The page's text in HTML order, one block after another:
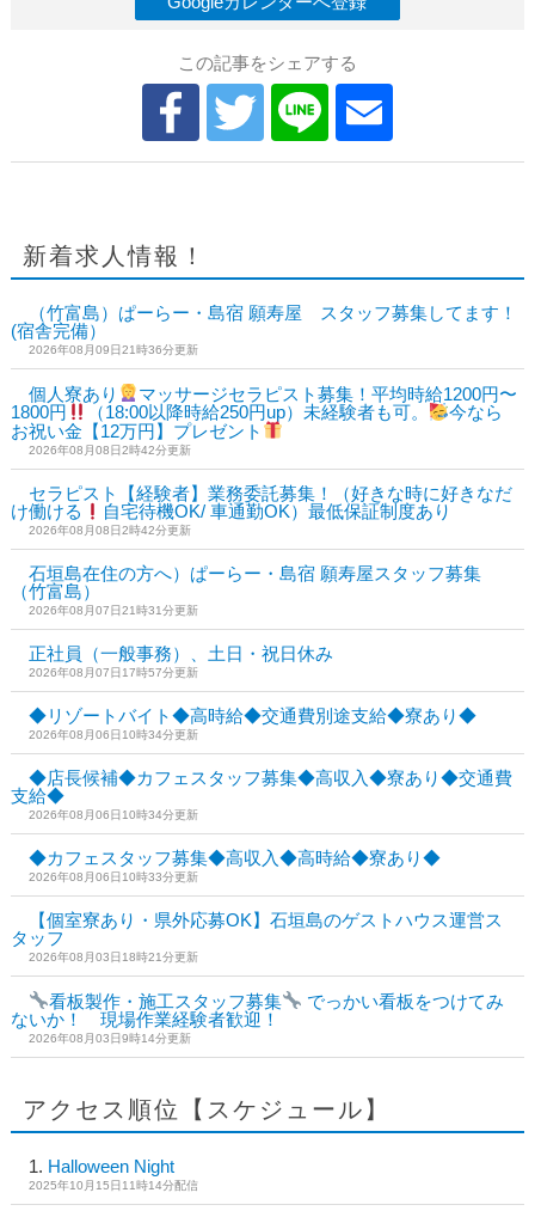
この記事をシェアする
新着求人情報！
（竹富島）ぱーらー・島宿 願寿屋 スタッフ募集してます！
(宿舎完備）
2026年08月09日21時36分更新
個人寮あり
マッサージセラピスト募集！平均時給1200円〜
1800円
（18:00以降時給250円up）未経験者も可。
今なら
お祝い金【12万円】プレゼント
2026年08月08日2時42分更新
セラピスト【経験者】業務委託募集！（好きな時に好きなだ
け働ける
自宅待機OK/ 車通勤OK）最低保証制度あり
2026年08月08日2時42分更新
石垣島在住の方へ）ぱーらー・島宿 願寿屋スタッフ募集
（竹富島）
2026年08月07日21時31分更新
正社員（一般事務）、土日・祝日休み
2026年08月07日17時57分更新
◆リゾートバイト◆高時給◆交通費別途支給◆寮あり◆
2026年08月06日10時34分更新
◆店長候補◆カフェスタッフ募集◆高収入◆寮あり◆交通費
支給◆
2026年08月06日10時34分更新
◆カフェスタッフ募集◆高収入◆高時給◆寮あり◆
2026年08月06日10時33分更新
【個室寮あり・県外応募OK】石垣島のゲストハウス運営ス
タッフ
2026年08月03日18時21分更新
看板製作・施工スタッフ募集
でっかい看板をつけてみ
ないか！ 現場作業経験者歓迎！
2026年08月03日9時14分更新
アクセス順位【スケジュール】
Halloween Night
2025年10月15日11時14分配信